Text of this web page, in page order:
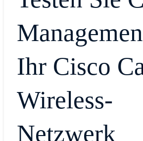
Ihr Cisco
Wireless-
Netzwerk